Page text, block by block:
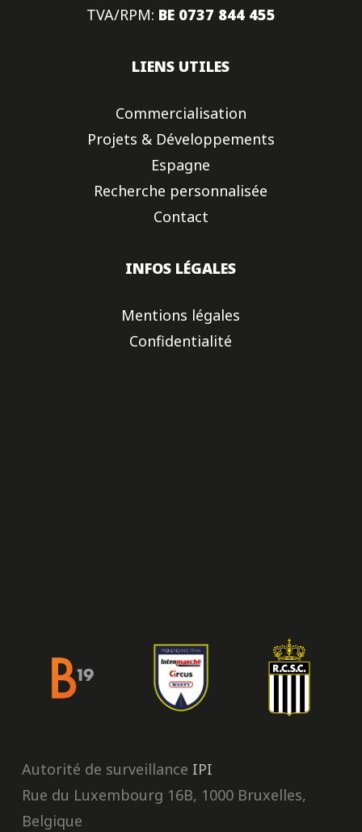
TVA/RPM: BE 0737 844 455
LIENS UTILES
Commercialisation
Projets & Développements
Espagne
Recherche personnalisée
Contact
INFOS LÉGALES
Mentions légales
Confidentialité
Autorité de surveillance IPI
Rue du Luxembourg 16B, 1000 Bruxelles,
Belgique